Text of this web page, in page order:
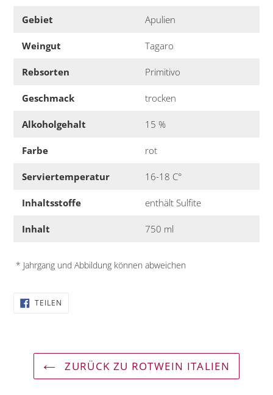
Gebiet Apulien
Weingut Tagaro
Rebsorten Primitivo
Geschmack trocken
Alkoholgehalt 15 %
Farbe rot
Serviertemperatur 16-18 C°
Inhaltsstoffe enthält Sulfite
Inhalt 750 ml
* Jahrgang und Abbildung können abweichen
TEILEN
ZURÜCK ZU ROTWEIN ITALIEN